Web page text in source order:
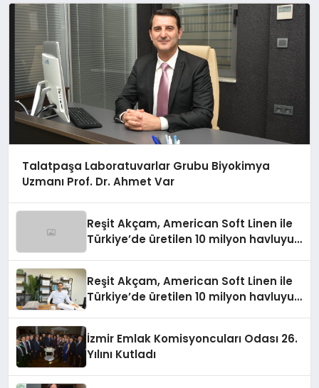
Talatpaşa Laboratuvarlar Grubu Biyokimya
Uzmanı Prof. Dr. Ahmet Var
Reşit Akçam, American Soft Linen ile
Türkiye’de üretilen 10 milyon havluyu
Reşit Akçam, American Soft Linen ile
Türkiye’de üretilen 10 milyon havluyu
İzmir Emlak Komisyoncuları Odası 26.
Yılını Kutladı